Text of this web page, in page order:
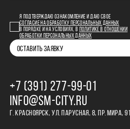
Я ПОДТВЕРЖДАЮ ОЗНАКОМЛЕНИЕ И ДАЮ СВОЕ
СОГЛАСИЕ НА ОБРАБОТКУ ПЕРСОНАЛЬНЫХ ДАННЫХ
В ПОРЯДКЕ И НА УСЛОВИЯХ, В
ПОЛИТИКЕ В ОТНОШЕНИИ
ОБРАБОТКИ ПЕРСОНАЛЬНЫХ ДАННЫХ
ОСТАВИТЬ ЗАЯВКУ
+7 (391) 277‒99‒01
INFO@SM-CITY.RU
Г. КРАСНОЯРСК, УЛ. ПАРУСНАЯ, 8, ПР. МИРА, 91